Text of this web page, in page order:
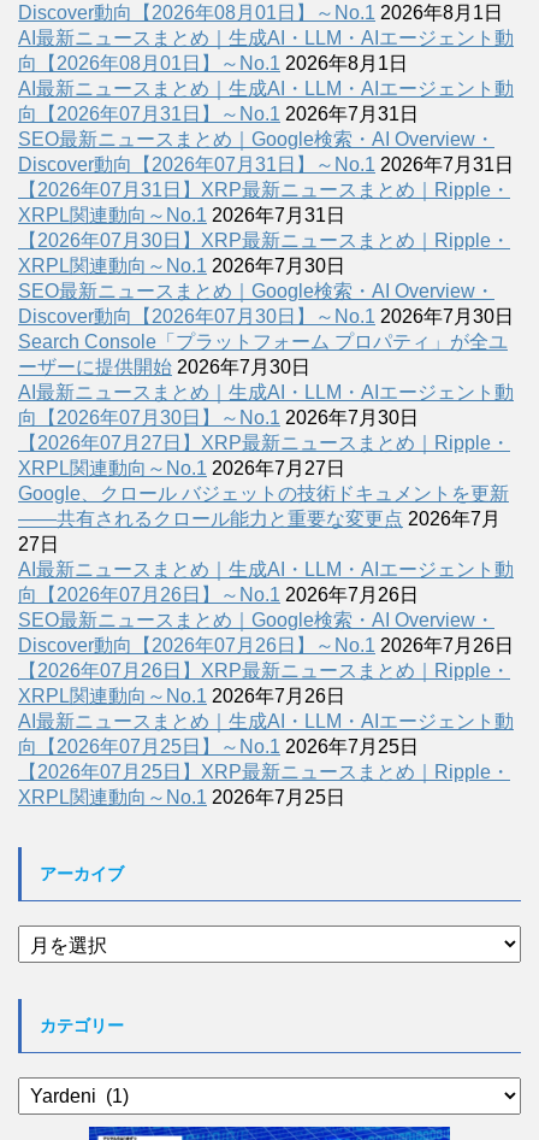
Discover動向【2026年08月01日】～No.1 2026年8月1日
AI最新ニュースまとめ｜生成AI・LLM・AIエージェント動
向【2026年08月01日】～No.1 2026年8月1日
AI最新ニュースまとめ｜生成AI・LLM・AIエージェント動
向【2026年07月31日】～No.1 2026年7月31日
SEO最新ニュースまとめ｜Google検索・AI Overview・
Discover動向【2026年07月31日】～No.1 2026年7月31日
【2026年07月31日】XRP最新ニュースまとめ｜Ripple・
XRPL関連動向～No.1 2026年7月31日
【2026年07月30日】XRP最新ニュースまとめ｜Ripple・
XRPL関連動向～No.1 2026年7月30日
SEO最新ニュースまとめ｜Google検索・AI Overview・
Discover動向【2026年07月30日】～No.1 2026年7月30日
Search Console「プラットフォーム プロパティ」が全ユ
ーザーに提供開始 2026年7月30日
AI最新ニュースまとめ｜生成AI・LLM・AIエージェント動
向【2026年07月30日】～No.1 2026年7月30日
【2026年07月27日】XRP最新ニュースまとめ｜Ripple・
XRPL関連動向～No.1 2026年7月27日
Google、クロール バジェットの技術ドキュメントを更新
――共有されるクロール能力と重要な変更点 2026年7月
27日
AI最新ニュースまとめ｜生成AI・LLM・AIエージェント動
向【2026年07月26日】～No.1 2026年7月26日
SEO最新ニュースまとめ｜Google検索・AI Overview・
Discover動向【2026年07月26日】～No.1 2026年7月26日
【2026年07月26日】XRP最新ニュースまとめ｜Ripple・
XRPL関連動向～No.1 2026年7月26日
AI最新ニュースまとめ｜生成AI・LLM・AIエージェント動
向【2026年07月25日】～No.1 2026年7月25日
【2026年07月25日】XRP最新ニュースまとめ｜Ripple・
XRPL関連動向～No.1 2026年7月25日
アーカイブ
ア
ー
カテゴリー
カ
テ